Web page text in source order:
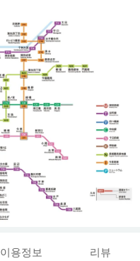
이용정보 리뷰